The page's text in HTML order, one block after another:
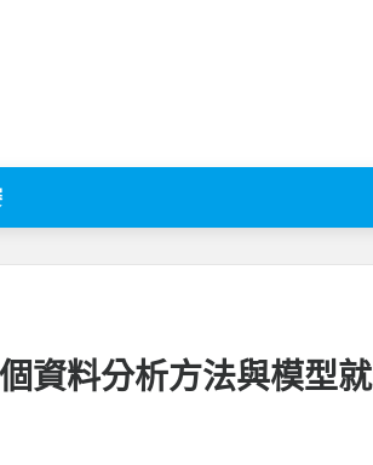
資料分析方法與模型就